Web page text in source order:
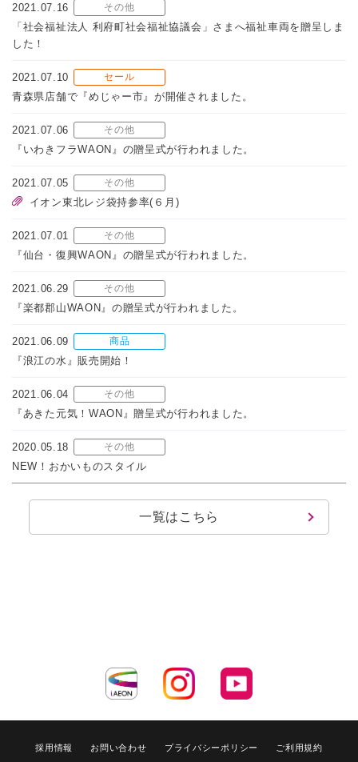
2021.07.16 その他
「社会福祉法人 利府町社会福祉協議会」さまへ福祉車両を贈呈しま
した！
2021.07.10 セール
青森県店舗で『めじゃー市』が開催されました。
2021.07.06 その他
『いわきフラWAON』の贈呈式が行われました。
2021.07.05 その他
イオン東北レジ袋持参率(６月)
2021.07.01 その他
『仙台・復興WAON』の贈呈式が行われました。
2021.06.29 その他
『楽都郡山WAON』の贈呈式が行われました。
2021.06.09 商品
『浪江の水』販売開始！
2021.06.04 その他
『あきた元気！WAON』贈呈式が行われました。
2020.05.18 その他
NEW！おかいものスタイル
一覧はこちら
採用情報 お問い合わせ プライバシーポリシー ご利用規約